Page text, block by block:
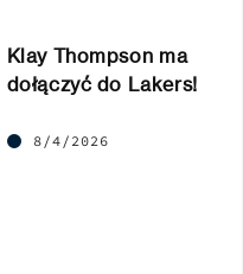
Klay Thompson ma
dołączyć do Lakers!
8/4/2026